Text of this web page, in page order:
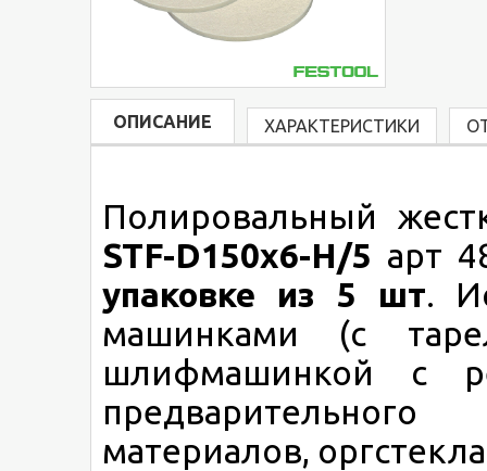
ОПИСАНИЕ ХАРАКТЕРИСТИКИ
Полировальный
STF-D150x6-H/5 арт
упаковке из 5 шт.
машинками (с
шлифмашинкой с
материалов,